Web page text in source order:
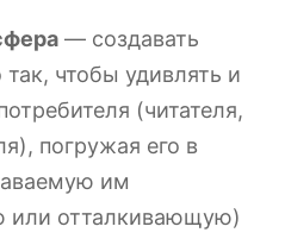
— создавать
чтобы удивлять и
(читателя,
погружая его в
им
или отталкивающую)